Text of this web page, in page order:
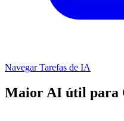
Navegar Tarefas de IA
Maior AI útil para